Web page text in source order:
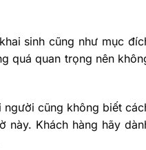
sinh cũng như mục
quá quan trọng nên
cũng không biết
này. Khách hàng hãy